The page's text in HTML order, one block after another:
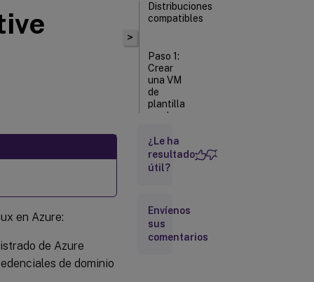
en Azure:
de Azure
de dominio
>
Distribuciones
compatibles
Paso 1:
Crear
una VM
de
plantilla
en el
de
Azure
una
imagen
maestra
¿Le ha
resultado
útil?
Envíenos
sus
comentarios